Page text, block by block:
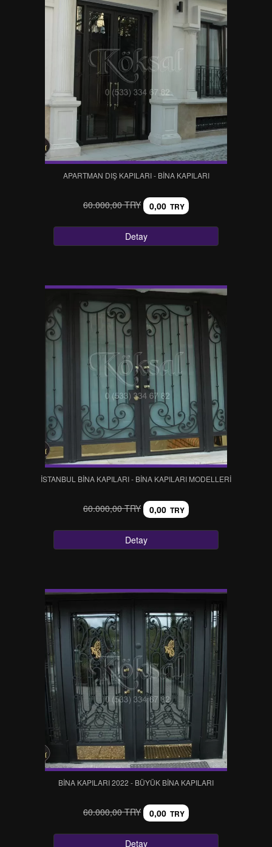
APARTMAN DIŞ KAPILARI - BİNA KAPILARI
60.000,00 TRY 0,00 TRY
Detay
İSTANBUL BINA KAPILARI - BINA KAPILARI MODELLERI
60.000,00 TRY 0,00 TRY
Detay
BINA KAPILARI 2022 - BÜYÜK BINA KAPILARI
60.000,00 TRY 0,00 TRY
Detay